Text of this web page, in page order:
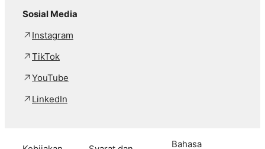
Sosial Media
Instagram
TikTok
YouTube
LinkedIn
Bahasa